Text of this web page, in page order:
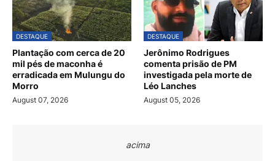
DESTAQUE
Plantação com cerca de 20
mil pés de maconha é
erradicada em Mulungu do
Morro
August 07, 2026
DESTAQUE
Jerônimo Rodrigues
comenta prisão de PM
investigada pela morte de
Léo Lanches
August 05, 2026
acima